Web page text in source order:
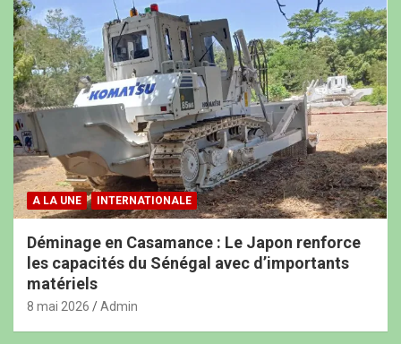
A LA UNE INTERNATIONALE
Déminage en Casamance : Le Japon renforce
les capacités du Sénégal avec d’importants
matériels
8 mai 2026 Admin